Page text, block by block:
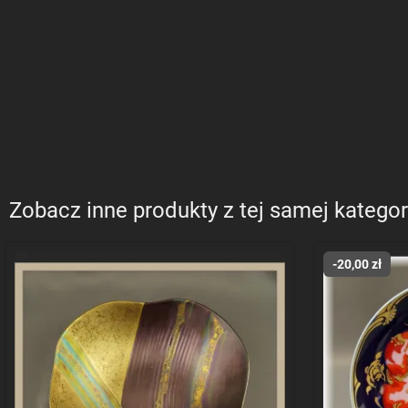
Zobacz inne produkty z tej samej
-20,00 zł